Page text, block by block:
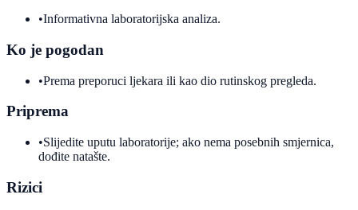
•Informativna laboratorijska analiza.
Ko je pogodan
•Prema preporuci ljekara ili kao dio rutinskog pregleda.
Priprema
•Slijedite uputu laboratorije; ako nema posebnih smjernica,
dođite natašte.
Rizici